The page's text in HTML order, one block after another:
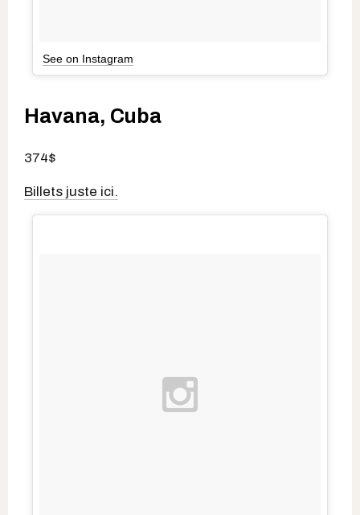
See on Instagram
Havana, Cuba
374$
Billets juste ici.